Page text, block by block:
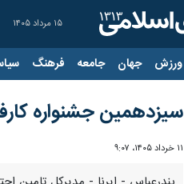
۱۵ مرداد ۱۴۰۵
ورزش جهان جامعه فرهنگ
سیزدهمین جشنواره
۱۱ خرداد ۱۴۰۵، ۹:۰۷